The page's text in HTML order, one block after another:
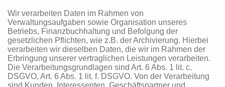
Wir verarbeiten Daten im Rahmen von
Verwaltungsaufgaben sowie Organisation unseres
Betriebs, Finanzbuchhaltung und Befolgung der
gesetzlichen Pflichten, wie z.B. der Archivierung. Hierbei
verarbeiten wir dieselben Daten, die wir im Rahmen der
Erbringung unserer vertraglichen Leistungen verarbeiten.
Die Verarbeitungsgrundlagen sind Art. 6 Abs. 1 lit. c.
DSGVO, Art. 6 Abs. 1 lit. f. DSGVO. Von der Verarbeitung
sind Kunden, Interessenten, Geschäftspartner und